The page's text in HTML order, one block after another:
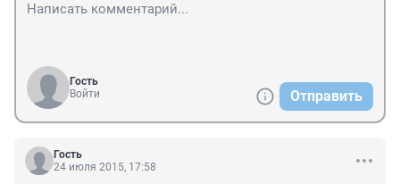
Гость
Войти
Отправить
Гость
24 июля 2015, 17:58